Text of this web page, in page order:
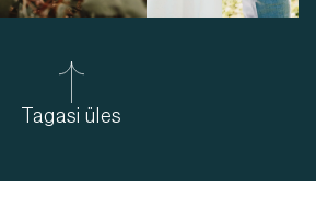
Tagasi üles